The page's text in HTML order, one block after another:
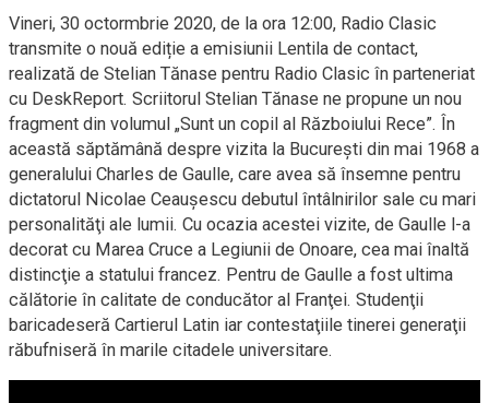
Vineri, 30 octormbrie 2020, de la ora 12:00, Radio Clasic
transmite o nouă ediție a emisiunii Lentila de contact,
realizată de Stelian Tănase pentru Radio Clasic în parteneriat
cu DeskReport. Scriitorul Stelian Tănase ne propune un nou
fragment din volumul „Sunt un copil al Războiului Rece”. În
această săptămână despre vizita la București din mai 1968 a
generalului Charles de Gaulle, care avea să însemne pentru
dictatorul Nicolae Ceaușescu debutul întâlnirilor sale cu mari
personalităţi ale lumii. Cu ocazia acestei vizite, de Gaulle l-a
decorat cu Marea Cruce a Legiunii de Onoare, cea mai înaltă
distincţie a statului francez. Pentru de Gaulle a fost ultima
călătorie în calitate de conducător al Franţei. Studenţii
baricadeseră Cartierul Latin iar contestaţiile tinerei generaţii
răbufniseră în marile citadele universitare.